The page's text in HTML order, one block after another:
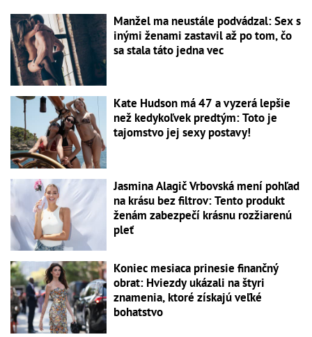
Manžel ma neustále podvádzal: Sex s
inými ženami zastavil až po tom, čo
sa stala táto jedna vec
Kate Hudson má 47 a vyzerá lepšie
než kedykoľvek predtým: Toto je
tajomstvo jej sexy postavy!
Jasmina Alagič Vrbovská mení pohľad
na krásu bez filtrov: Tento produkt
ženám zabezpečí krásnu rozžiarenú
pleť
Koniec mesiaca prinesie finančný
obrat: Hviezdy ukázali na štyri
znamenia, ktoré získajú veľké
bohatstvo